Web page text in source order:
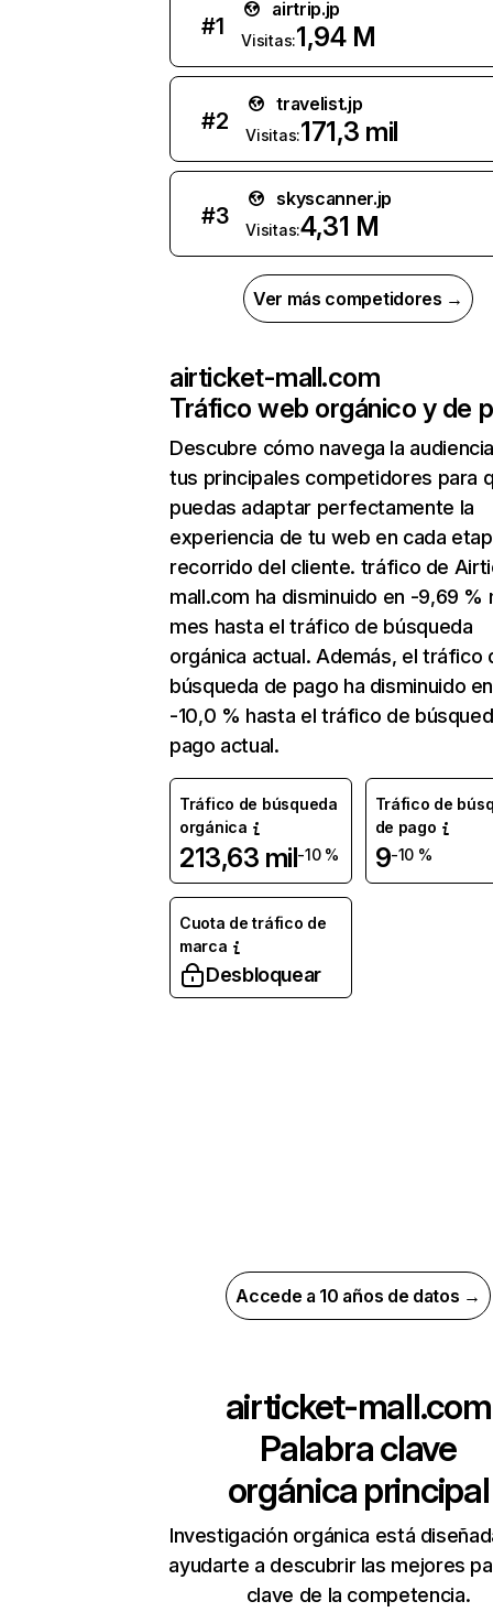
#1
airtrip.jp
Visitas:1,94 M
#2
travelist.jp
Visitas:171,3 mil
#3
skyscanner.jp
Visitas:4,31 M
Ver más competidores →
airticket-mall.com
Tráfico web orgánico y de
Descubre cómo navega la
tus principales competidores para
puedas adaptar perfectamente la
experiencia de tu web en cada
recorrido del cliente. tráfico de
mall.com ha disminuido en -9,69 %
mes hasta el tráfico de búsqueda
orgánica actual. Además, el tráfico
búsqueda de pago ha disminuido en
-10,0 % hasta el tráfico de
pago actual.
Tráfico de búsqueda
orgánica
213,63 mil-10 %
Tráfico de
de pago
9-10 %
Cuota de tráfico de
marca
Desbloquear
Accede a 10 años de datos →
airticket-mall.com
Palabra clave
orgánica principal
Investigación orgánica está
ayudarte a descubrir las mejores
clave de la competencia.